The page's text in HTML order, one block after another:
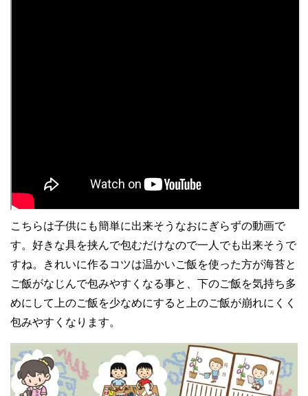
こちらは子供にも簡単に出来そうなおにぎらずの動画で
す。好きな具を挟んで包むだけなので一人でも出来そうで
すね。きれいに作るコツは温かいご飯を使った方が海苔と
ご飯がなじんで包みやすくなる事と、下のご飯を気持ち多
めにして上のご飯を少なめにすると上のご飯が崩れにくく
包みやすくなります。